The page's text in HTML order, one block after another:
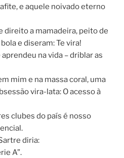
e aquele noivado eterno
direito a mamadeira, peito de
e diseram: Te vira!
na vida – driblar as
mim e na massa coral, uma
vira-lata: O acesso à
clubes do país é nosso
diria:
A”.